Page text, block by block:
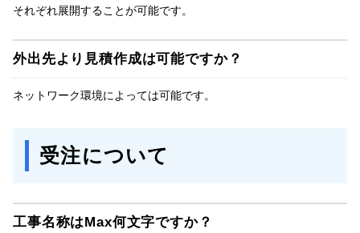
それぞれ展開することが可能です。
外出先より見積作成は可能ですか？
ネットワーク環境によっては可能です。
受注について
工事名称はMax何文字ですか？